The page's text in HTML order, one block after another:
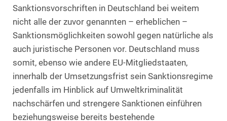
Sanktionsvorschriften in Deutschland bei weitem
nicht alle der zuvor genannten – erheblichen –
Sanktionsmöglichkeiten sowohl gegen natürliche als
auch juristische Personen vor. Deutschland muss
somit, ebenso wie andere EU-Mitgliedstaaten,
innerhalb der Umsetzungsfrist sein Sanktionsregime
jedenfalls im Hinblick auf Umweltkriminalität
nachschärfen und strengere Sanktionen einführen
beziehungsweise bereits bestehende